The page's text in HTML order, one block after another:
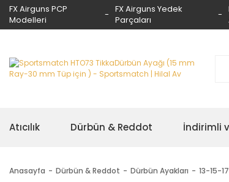
FX Airguns PCP
Modelleri
FX Airguns Yedek
Parçaları
Atıcılık Dürbün & Reddot İndirimli
Anasayfa Dürbün & Reddot Dürbün Ayakları 13-15-